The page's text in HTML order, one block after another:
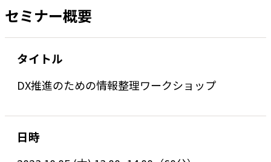
セミナー概要
タイトル
DX推進のための情報整理ワークショップ
日時